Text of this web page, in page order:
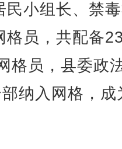
民小组长、禁
格员，共配备
格员，县委政
纳入网格，成